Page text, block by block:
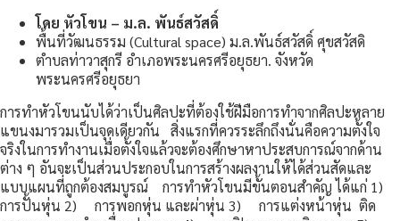
โดย หัวโขน – ม.ล. พันธ์สวัสดิ์
พื้นที่วัฒนธรรม (Cultural space) ม.ล.พันธ์สวัสดิ์ ศุขสวัสดิ
ตำบลท่าวาสุกรี อำเภอพระนครศรีอยุธยา. จังหวัด
พระนครศรีอยุธยา
การทำหัวโขนนับได้ว่าเป็นศิลปะที่ต้องใช้ฝีมือการทำจากศิลปะหลาย
แขนงมารวมเป็นจุดเดียวกัน สิ่งแรกที่ควรระลึกถึงนั่นคือความตั้งใจ
จริงในการทำงานเมื่อตั้งใจแล้วจะต้องศึกษาหาประสบการณ์จากด้าน
ต่าง ๆ อันจะเป็นส่วนประกอบในการสร้างผลงานให้ได้ส่วนสัดและ
แบบแผนที่ถูกต้องสมบูรณ์ การทำหัวโขนมีขั้นตอนสำคัญ ได้แก่ 1)
การปั้นหุ่น 2) การพอกหุ่น และผ่าหุ่น 3) การแต่งหน้าหุ่น ติด